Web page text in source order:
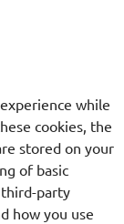
while
cookies, the
stored on your
of basic
party
how you use